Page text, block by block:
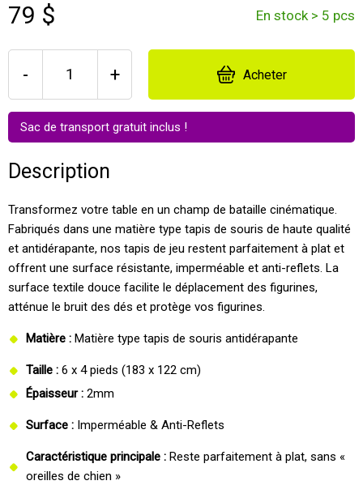
79 $ En stock > 5 pcs
- + Acheter
Sac de transport gratuit inclus !
Description
Transformez votre table en un champ de bataille cinématique.
Fabriqués dans une matière type tapis de souris de haute qualité
et antidérapante, nos tapis de jeu restent parfaitement à plat et
offrent une surface résistante, imperméable et anti-reflets. La
surface textile douce facilite le déplacement des figurines,
atténue le bruit des dés et protège vos figurines.
Matière : Matière type tapis de souris antidérapante
Taille : 6 x 4 pieds (183 x 122 cm)
Épaisseur : 2mm
Surface : Imperméable & Anti-Reflets
Caractéristique principale : Reste parfaitement à plat, sans «
oreilles de chien »